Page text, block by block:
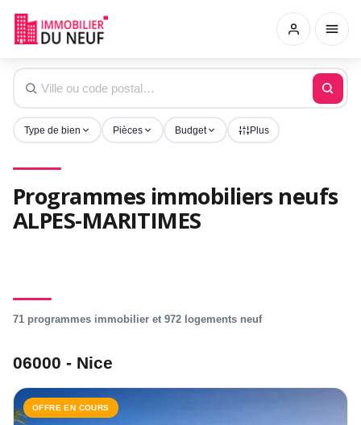
Type de bien Pièces Budget Plus
Programmes immobiliers neufs
ALPES-MARITIMES
71 programmes immobilier et 972 logements neuf
06000 - Nice
OFFRE EN COURS